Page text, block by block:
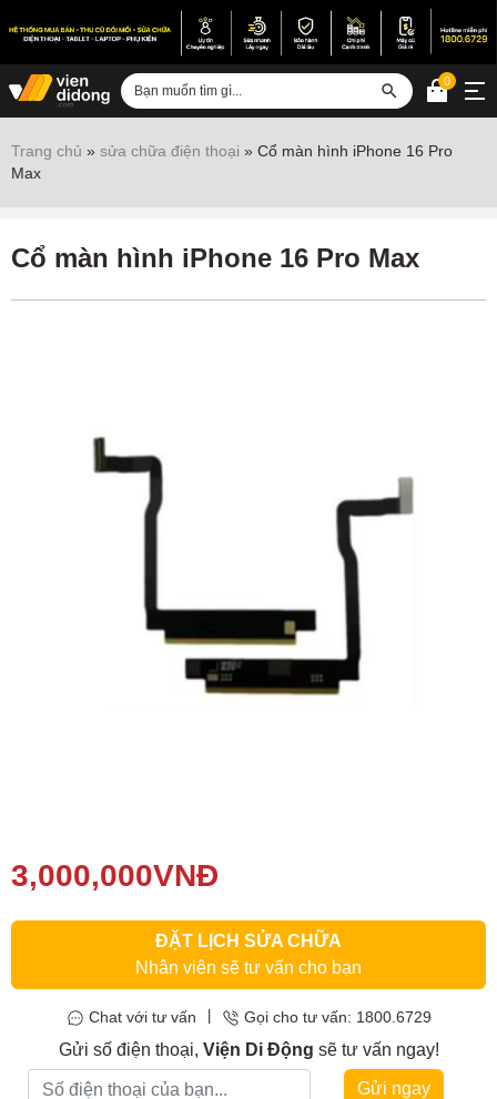
Sửa iPhone
Sửa Vertu
Sửa chữa thiết bị khác
(miễn phí)
(Giờ làm việc: 08h00 - 21h00)
0
Trang chủ » sửa chữa điện thoại » Cổ màn hình iPhone 16 Pro
Max
Cổ màn hình iPhone 16 Pro Max
3,000,000VNĐ
ĐẶT LỊCH SỬA CHỮA
Nhân viên sẽ tư vấn cho bạn
Chat với tư vấn Gọi cho tư vấn: 1800.6729
Gửi số điện thoại, Viện Di Động sẽ tư vấn ngay!
Gửi ngay